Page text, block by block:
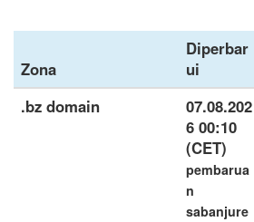
Zona
Diperbar
ui
.bz domain
07.08.202
6 00:10
(CET)
pembarua
n
sabanjure